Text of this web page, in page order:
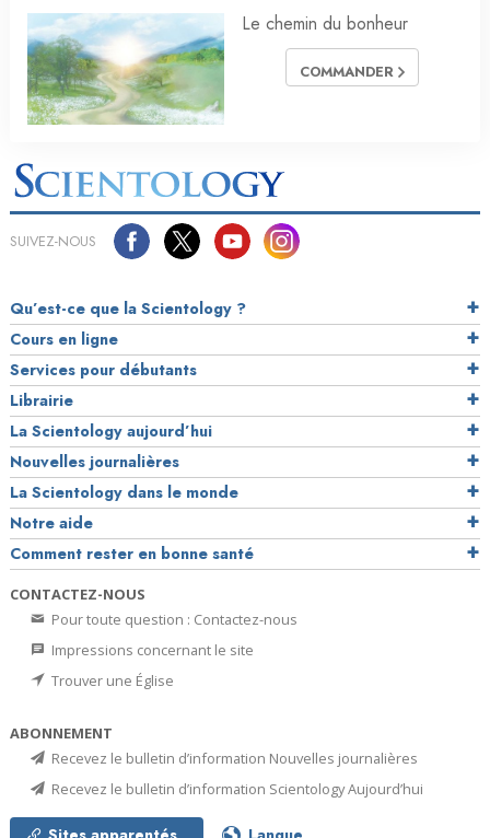
Le chemin du bonheur
COMMANDER
SUIVEZ-NOUS
Qu’est-ce que la Scientology ?
Cours en ligne
Services pour débutants
Librairie
La Scientology aujourd’hui
Nouvelles journalières
La Scientology dans le monde
Notre aide
Comment rester en bonne santé
CONTACTEZ-NOUS
Pour toute question : Contactez-nous
Impressions concernant le site
Trouver une Église
ABONNEMENT
Recevez le bulletin d’information Nouvelles journalières
Recevez le bulletin d’information Scientology Aujourd’hui